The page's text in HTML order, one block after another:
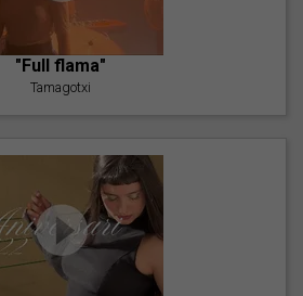
"Full flama"
Tamagotxi